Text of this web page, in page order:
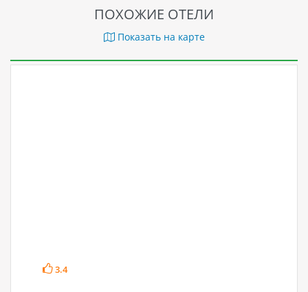
ПОХОЖИЕ ОТЕЛИ
Показать на карте
3.4